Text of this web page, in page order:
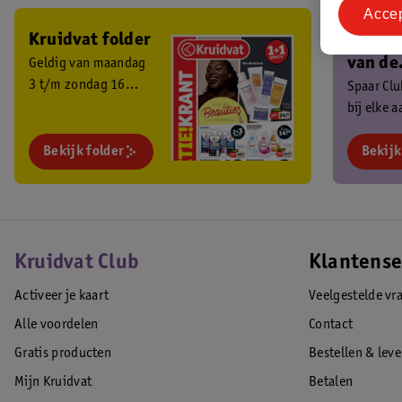
Kruidvat folder
Geldig van maandag
3 t/m zondag 16
Bekijk folder
Ben
van de
Club?
Spaar
bij elke
Kruidvat Club
Activeer je kaart
Alle voordelen
Gratis producten
Mijn Kruidvat
Veelgestelde
Contact
Bestellen &
Betalen